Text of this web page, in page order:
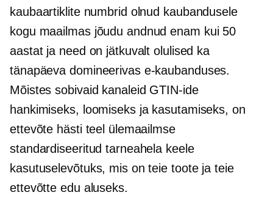
kaubaartiklite numbrid olnud kaubandusele
kogu maailmas jõudu andnud enam kui 50
aastat ja need on jätkuvalt olulised ka
tänapäeva domineerivas e-kaubanduses.
Mõistes sobivaid kanaleid GTIN-ide
hankimiseks, loomiseks ja kasutamiseks, on
ettevõte hästi teel ülemaailmse
standardiseeritud tarneahela keele
kasutuselevõtuks, mis on teie toote ja teie
ettevõtte edu aluseks.